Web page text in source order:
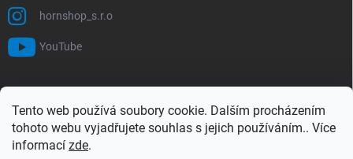
Tento web používá soubory cookie. Dalším procházením
tohoto webu vyjadřujete souhlas s jejich používáním.. Více
informací zde.
hornshop_s.r.o
YouTube
Hledat